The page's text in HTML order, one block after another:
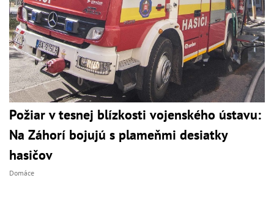
Požiar v tesnej blízkosti vojenského ústavu:
Na Záhorí bojujú s plameňmi desiatky
hasičov
Domáce